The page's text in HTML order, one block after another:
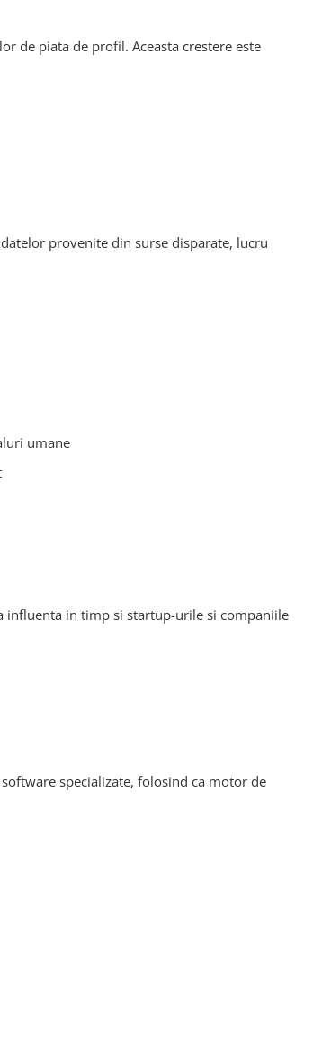
de piata de profil. Aceasta crestere este
provenite din surse disparate, lucru
umane
influenta in timp si startup-urile si companiile
specializate, folosind ca motor de